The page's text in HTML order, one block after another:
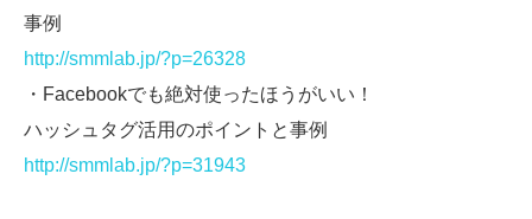
事例
http://smmlab.jp/?p=26328
・Facebookでも絶対使ったほうがいい！
ハッシュタグ活用のポイントと事例
http://smmlab.jp/?p=31943